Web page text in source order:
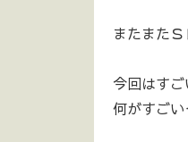
またまた
今回はす
何がすご